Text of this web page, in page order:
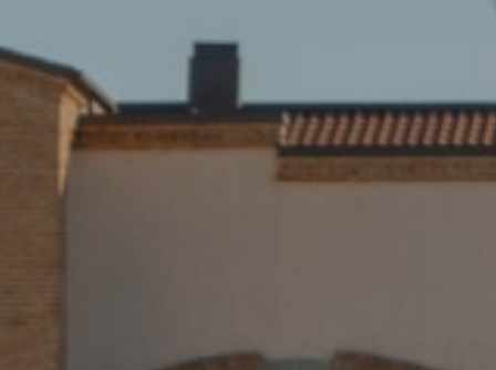
7
9
0
5
7
8
7
9
ღვინო ჩვენი ხელოვნებაა